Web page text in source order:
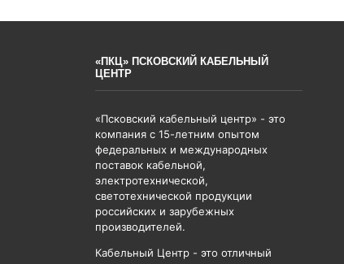
«ПКЦ» ПСКОВСКИЙ КАБЕЛЬНЫЙ
ЦЕНТР
«Псковский кабельный центр» - это
компания с 15-летним опытом
федеральных и международных
поставок кабельной,
электротехнической,
светотехнической продукции
российских и зарубежных
производителей.
Кабельный Центр - это отличный